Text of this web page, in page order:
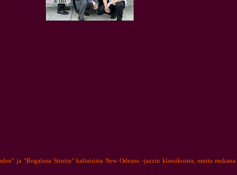
ja "Bogalusa Strutin" kaltaisista New Orleans -jazzin klassikoista, mutta